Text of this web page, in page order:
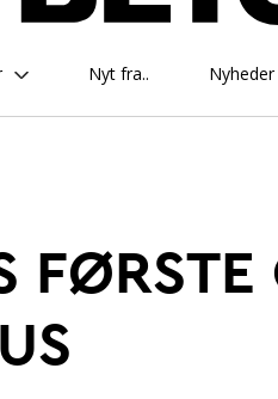
Nyt fra.. Nyheder